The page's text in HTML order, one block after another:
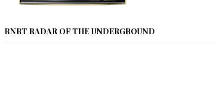
RNRT RADAR OF THE UNDERGROUND